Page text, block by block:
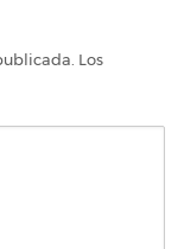
Los